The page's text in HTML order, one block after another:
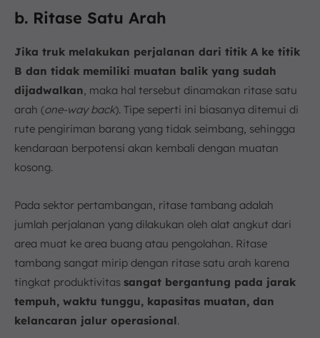
b. Ritase Satu Arah
Jika truk melakukan perjalanan dari titik A ke titik
B dan tidak memiliki muatan balik yang sudah
dijadwalkan , maka hal tersebut dinamakan ritase satu
arah (one-way back). Tipe seperti ini biasanya ditemui di
rute pengiriman barang yang tidak seimbang, sehingga
kendaraan berpotensi akan kembali dengan muatan
kosong.
Pada sektor pertambangan, ritase tambang adalah
jumlah perjalanan yang dilakukan oleh alat angkut dari
area muat ke area buang atau pengolahan. Ritase
tambang sangat mirip dengan ritase satu arah karena
tingkat produktivitas sangat bergantung pada jarak
tempuh, waktu tunggu, kapasitas muatan, dan
kelancaran jalur operasional.